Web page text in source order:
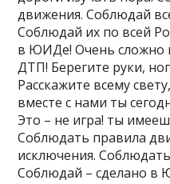
движения. Соблюдай
Соблюдай их по всей
в ЮИДе! Очень сложно
ДТП! Берегите руки,
Расскажите всему
вместе с нами ты
Это – не игра! ты
Соблюдать правила
исключения.
Соблюдай – сделано в